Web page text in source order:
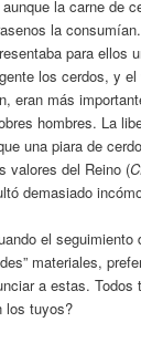
la carne de
la
para ellos
los cerdos, y
eran más
hombres. La
una piara de
valores del Reino (
demasiado
el seguimiento
materiales,
a estas. Todos
los tuyos?